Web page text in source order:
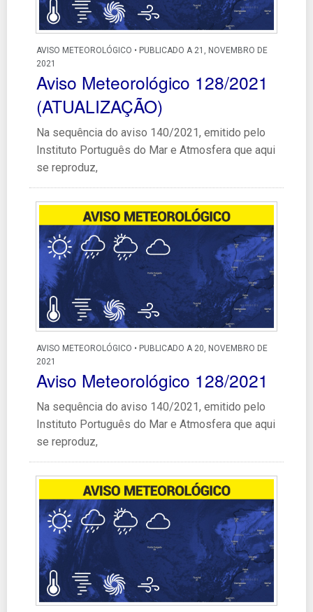
AVISO METEOROLÓGICO • PUBLICADO A 21, NOVEMBRO DE
2021
Aviso Meteorológico 128/2021
(ATUALIZAÇÃO)
Na sequência do aviso 140/2021, emitido pelo
Instituto Português do Mar e Atmosfera que aqui
se reproduz,
AVISO METEOROLÓGICO • PUBLICADO A 20, NOVEMBRO DE
2021
Aviso Meteorológico 128/2021
Na sequência do aviso 140/2021, emitido pelo
Instituto Português do Mar e Atmosfera que aqui
se reproduz,